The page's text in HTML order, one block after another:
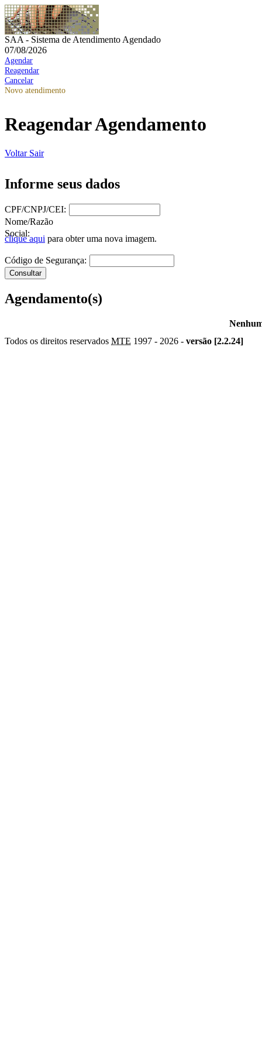
SAA - Sistema de Atendimento Agendado
07/08/2026
Agendar
Reagendar
Cancelar
Novo atendimento
Reagendar Agendamento
Voltar Sair
Informe seus dados
CPF/CNPJ/CEI:
Nome/Razão
Social:
clique aqui para obter uma nova imagem.
Código de Segurança:
Agendamento(s)
Todos os direitos reservados MTE 1997 - 2026 - versão [2.2.24]